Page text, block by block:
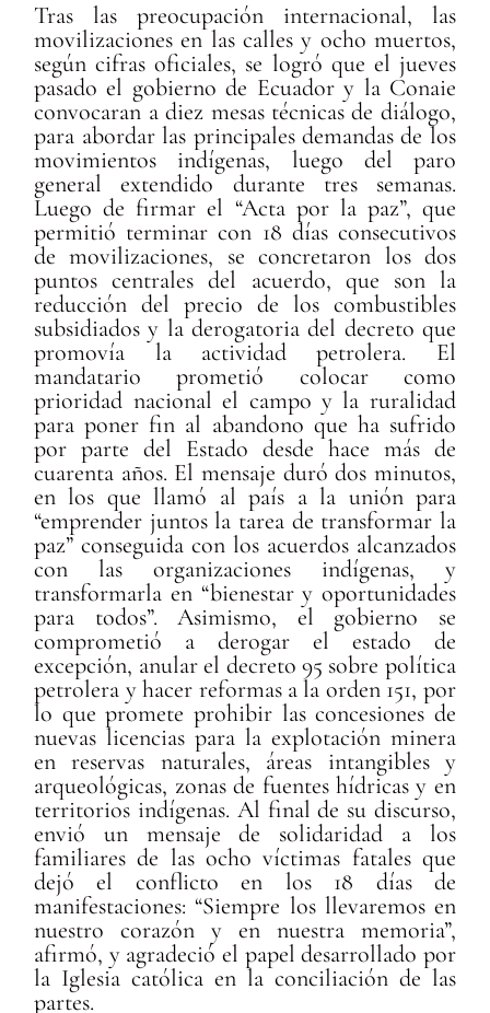
Tras las preocupación internacional, las
movilizaciones en las calles y ocho muertos,
según cifras oficiales, se logró que el jueves
pasado el gobierno de Ecuador y la Conaie
convocaran a diez mesas técnicas de diálogo,
para abordar las principales demandas de los
movimientos indígenas, luego del paro
general extendido durante tres semanas.
Luego de firmar el “Acta por la paz”, que
permitió terminar con 18 días consecutivos
de movilizaciones, se concretaron los dos
puntos centrales del acuerdo, que son la
reducción del precio de los combustibles
subsidiados y la derogatoria del decreto que
promovía la actividad petrolera. El
mandatario prometió colocar como
prioridad nacional el campo y la ruralidad
para poner fin al abandono que ha sufrido
por parte del Estado desde hace más de
cuarenta años. El mensaje duró dos minutos,
en los que llamó al país a la unión para
“emprender juntos la tarea de transformar la
paz” conseguida con los acuerdos alcanzados
con las organizaciones indígenas, y
transformarla en “bienestar y oportunidades
para todos”. Asimismo, el gobierno se
comprometió a derogar el estado de
excepción, anular el decreto 95 sobre política
petrolera y hacer reformas a la orden 151, por
lo que promete prohibir las concesiones de
nuevas licencias para la explotación minera
en reservas naturales, áreas intangibles y
arqueológicas, zonas de fuentes hídricas y en
territorios indígenas. Al final de su discurso,
envió un mensaje de solidaridad a los
familiares de las ocho víctimas fatales que
dejó el conflicto en los 18 días de
manifestaciones: “Siempre los llevaremos en
nuestro corazón y en nuestra memoria”,
afirmó, y agradeció el papel desarrollado por
la Iglesia católica en la conciliación de las
partes.